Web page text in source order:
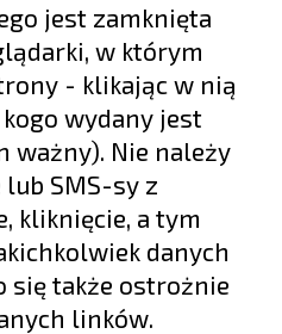
jest zamknięta
w którym
- klikając w nią
wydany jest
ważny). Nie należy
SMS-sy z
kliknięcie, a tym
danych
się także ostrożnie
linków.